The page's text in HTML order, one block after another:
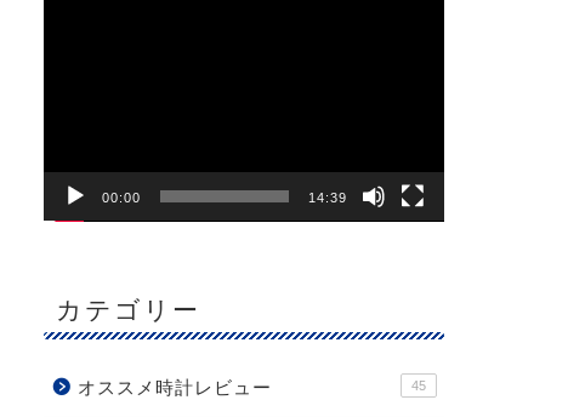
00:00 14:39
カテゴリー
オススメ時計レビュー 45